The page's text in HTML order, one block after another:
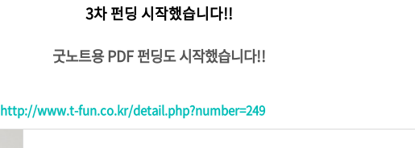
3차 펀딩 시작했습니다!!
굿노트용 PDF 펀딩도 시작했습니다!!
http://www.t-fun.co.kr/detail.php?number=249